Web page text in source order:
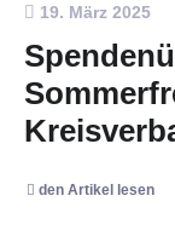
19. März 2025
den Artikel lesen